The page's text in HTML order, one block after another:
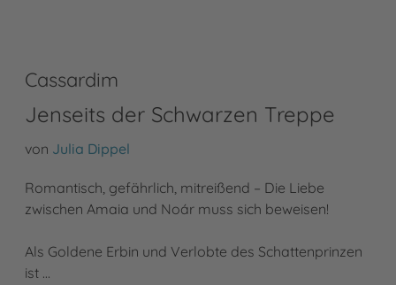
Cassardim
Jenseits der Schwarzen Treppe
von Julia Dippel
Romantisch, gefährlich, mitreißend – Die Liebe
zwischen Amaia und Noár muss sich beweisen!
Als Goldene Erbin und Verlobte des Schattenprinzen
ist …